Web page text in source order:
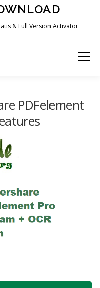
& Full Version Activator
Menu
PDFelement